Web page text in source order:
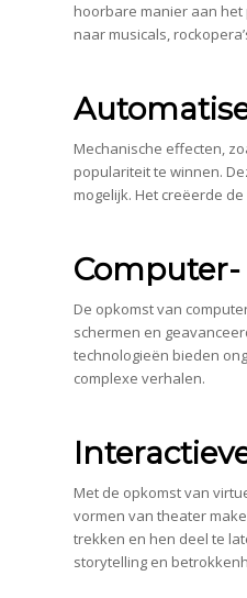
hoorbare manier aan
naar musicals,
Mechanische effecten,
populariteit te winnen.
mogelijk. Het creëerde
De opkomst van
schermen en
technologieën bieden
complexe verhalen.
Met de opkomst van
vormen van theater
trekken en hen deel te
storytelling en